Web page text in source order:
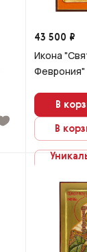
43 500 ₽
Икона
Феврония"
В
В